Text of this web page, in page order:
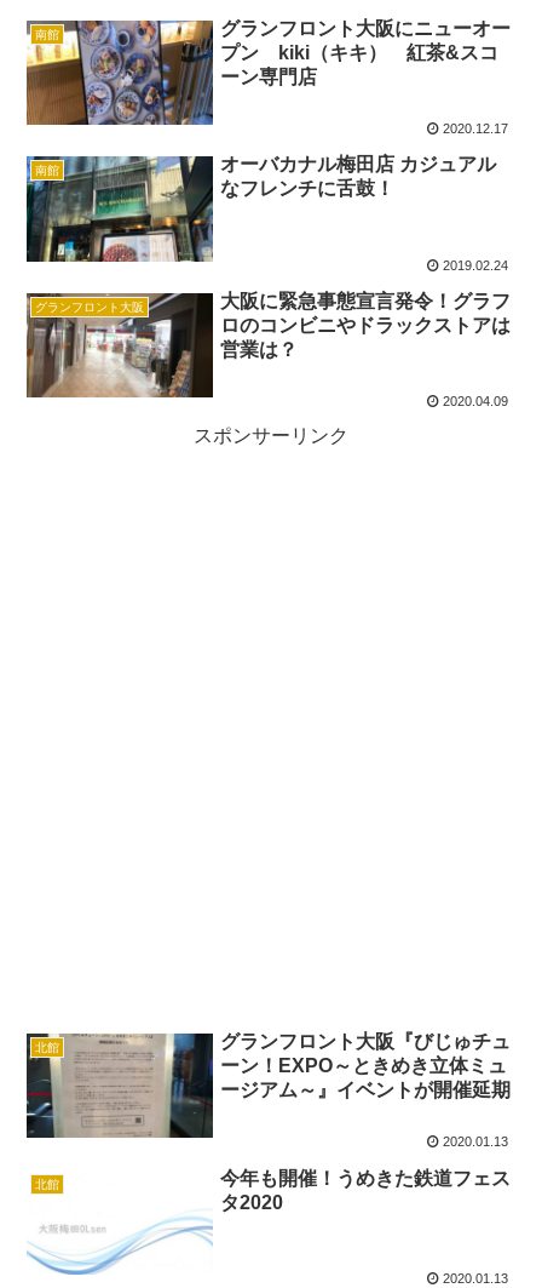
南館
グランフロント大阪にニューオー
プン kiki（キキ） 紅茶&スコ
ーン専門店
2020.12.17
南館
オーバカナル梅田店 カジュアル
なフレンチに舌鼓！
2019.02.24
グランフロント大阪
大阪に緊急事態宣言発令！グラフ
ロのコンビニやドラックストアは
営業は？
2020.04.09
スポンサーリンク
北館
グランフロント大阪『びじゅチュ
ーン！EXPO～ときめき立体ミュ
ージアム～』イベントが開催延期
2020.01.13
北館
今年も開催！うめきた鉄道フェス
タ2020
2020.01.13